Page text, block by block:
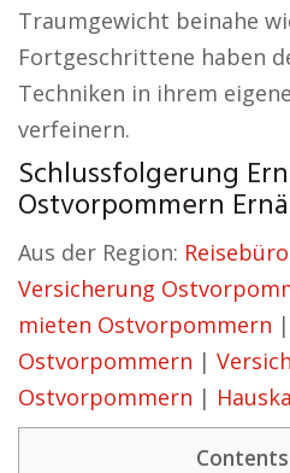
Traumgewicht beinahe
Fortgeschrittene haben
Techniken in ihrem
verfeinern.
Schlussfolgerung
Ostvorpommern
Aus der Region:
Versicherung
mieten Ostvorpommern |
Ostvorpommern |
Ostvorpommern |
Contents